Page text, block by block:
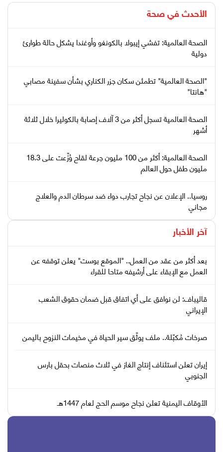
الأحدث في صحة
الصحة العالمية: تفشي إيبولا بالكونغو وأوغندا يشكل حالة طوارئ
دولية
"الصحة العالمية" تطمئن سكان جزر الكناري بشأن سفينة مصابي
"هانتا"
الصحة العالمية تسجل أكثر من 3 آلاف إصابة بالكوليرا خلال ثلاثة
أشهر
الصحة العالمية: أكثر من 100 مليون جرعة لقاح وُزِّعت على 18.3
مليون طفل حول العالم
روسيا.. الإعلان عن نجاح تجارب دواء ضد سرطان الدم والعلاج
مجاني
آخر الأخبار
بعد أكثر من عقد من العمل.. "الموقع بوست" يعلن توقفه عن
العمل مع الإبقاء على أرشيفه متاحا للقراء
قاليباف: لن نوافق على أي اتفاق قبل ضمان حقوق الشعب
الإيراني
صرخات مُكبّلة.. ملف يوثّق سير الحياة في مخيمات النزوح باليمن
إيران تعلن استئناف إنتاج الغاز في ثلاث منصات بحقل بارس
الجنوبي
الأوقاف اليمنية تعلن نجاح موسم الحج لعام 1447هـ